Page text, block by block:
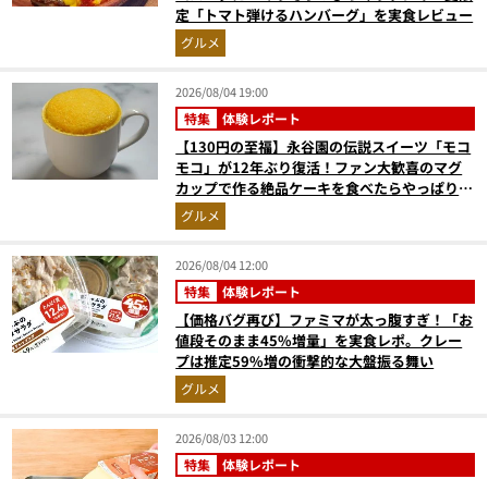
定「トマト弾けるハンバーグ」を実食レビュー
グルメ
2026/08/04 19:00
特集 体験レポート
【130円の至福】永谷園の伝説スイーツ「モコ
モコ」が12年ぶり復活！ファン大歓喜のマグ
カップで作る絶品ケーキを食べたらやっぱり最
高にウマかった
グルメ
2026/08/04 12:00
特集 体験レポート
【価格バグ再び】ファミマが太っ腹すぎ！「お
値段そのまま45%増量」を実食レポ。クレー
プは推定59%増の衝撃的な大盤振る舞い
グルメ
2026/08/03 12:00
特集 体験レポート